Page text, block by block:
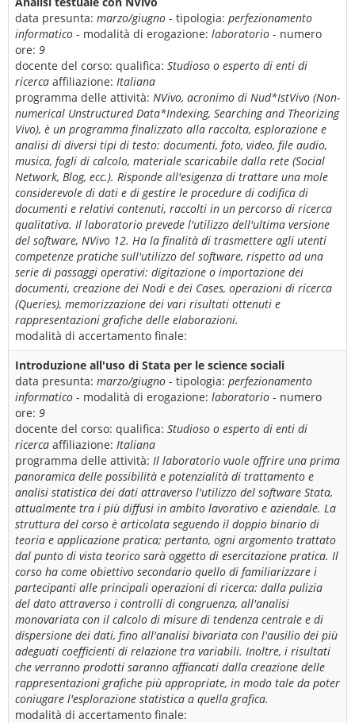
data presunta: marzo/giugno - tipologia: perfezionamento
informatico - modalità di erogazione: laboratorio - numero
ore: 9
docente del corso: qualifica: Studioso o esperto di enti di
ricerca affiliazione: Italiana
programma delle attività: NVivo, acronimo di Nud*IstVivo (Non-
numerical Unstructured Data*Indexing, Searching and Theorizing
Vivo), è un programma finalizzato alla raccolta, esplorazione e
analisi di diversi tipi di testo: documenti, foto, video, file audio,
musica, fogli di calcolo, materiale scaricabile dalla rete (Social
Network, Blog, ecc.). Risponde all'esigenza di trattare una mole
considerevole di dati e di gestire le procedure di codifica di
documenti e relativi contenuti, raccolti in un percorso di ricerca
qualitativa. Il laboratorio prevede l'utilizzo dell'ultima versione
del software, NVivo 12. Ha la finalità di trasmettere agli utenti
competenze pratiche sull'utilizzo del software, rispetto ad una
serie di passaggi operativi: digitazione o importazione dei
documenti, creazione dei Nodi e dei Cases, operazioni di ricerca
(Queries), memorizzazione dei vari risultati ottenuti e
rappresentazioni grafiche delle elaborazioni.
modalità di accertamento finale:
Introduzione all'uso di Stata per le science sociali
data presunta: marzo/giugno - tipologia: perfezionamento
informatico - modalità di erogazione: laboratorio - numero
ore: 9
docente del corso: qualifica: Studioso o esperto di enti di
ricerca affiliazione: Italiana
programma delle attività: Il laboratorio vuole offrire una prima
panoramica delle possibilità e potenzialità di trattamento e
analisi statistica dei dati attraverso l'utilizzo del software Stata,
attualmente tra i più diffusi in ambito lavorativo e aziendale. La
struttura del corso è articolata seguendo il doppio binario di
teoria e applicazione pratica; pertanto, ogni argomento trattato
dal punto di vista teorico sarà oggetto di esercitazione pratica. Il
corso ha come obiettivo secondario quello di familiarizzare i
partecipanti alle principali operazioni di ricerca: dalla pulizia
del dato attraverso i controlli di congruenza, all'analisi
monovariata con il calcolo di misure di tendenza centrale e di
dispersione dei dati, fino all'analisi bivariata con l'ausilio dei più
adeguati coefficienti di relazione tra variabili. Inoltre, i risultati
che verranno prodotti saranno affiancati dalla creazione delle
rappresentazioni grafiche più appropriate, in modo tale da poter
coniugare l'esplorazione statistica a quella grafica.
modalità di accertamento finale: